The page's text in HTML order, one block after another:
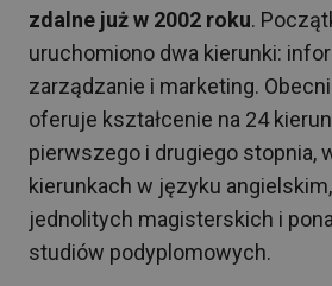
zdalne już w 2002 roku.
uruchomiono dwa kierunki:
zarządzanie i marketing.
oferuje kształcenie na 24
pierwszego i drugiego stopnia,
kierunkach w języku
jednolitych magisterskich i
studiów podyplomowych.